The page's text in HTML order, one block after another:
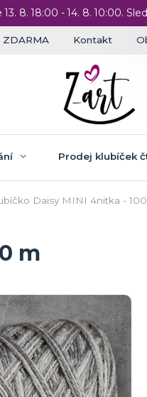
8. 18:00 - 14. 8. 10:00.
ZDARMA Kontakt
Prodej klubíček
Daisy MINI 4nitka -
m